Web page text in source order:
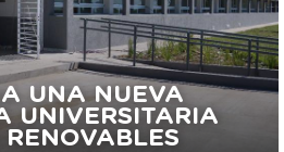
UNA NUEVA
UNIVERSITARIA